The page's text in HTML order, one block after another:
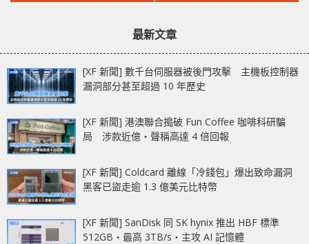
文
籤 自動偵測‧AI 標籤
文
RECOVERY」 重塑企
最新文章
[XF 新聞] 數千台伺服器被後門攻擊 主機板控制器
漏洞部分甚至超過 10 年歷史
[XF 新聞] 港澳聯合搗破 Fun Coffee 咖啡科研騙
局 涉款近億‧聲稱高達 4 倍回報
[XF 新聞] Coldcard 離線「冷錢包」爆出致命漏洞
黑客已盜走逾 1.3 億美元比特幣
[XF 新聞] SanDisk 同 SK hynix 推出 HBF 標準
512GB‧最高 3TB/s‧主攻 AI 記憶體